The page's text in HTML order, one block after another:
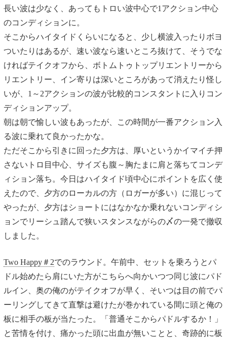
長い波は少なく、あってもトロい波中心で1アクション中心
のコンディションに。
そこからハイタイドくらいになると、少し横波入ったりボヨ
ついたりはあるが、速い波なら速いところ抜けて、そうでな
ければテイクオフから、ボトムトゥトップリエントリーから
リエントリー、イン寄りは深いところがあって消えたり怪し
いが、1～2アクションの波が比較的コンスタントに入りコン
ディションアップ。
朝は朝で愉しい波もあったが、この時間が一番アクション入
る波に乗れて良かったかな。
ただそこから引きに回った夕方は、厚いというかイマイチ押
さないトロ目中心、サイズも腹～胸たまに肩と落ちてコンデ
ィション落ち。今日はハイタイド頃中心にポイントを広く使
えたので、夕方のローカルの方（ロガーが多い）に混じって
やったが、夕方はショートにはなかなか乗れないコンディシ
ョンでリーシュ踏んで狭いスタンスながらの〆の一発で撤収
しました。
Two Happy＃2でのラウンド。午前中、セットを乗ろうとパ
ドル始めたら肩にいた方がこちらへ向かいつつ同じ波にパド
ルイン、奥の俺のがテイクオフが早く、そいつは目の前でパ
ーリングしてきて直撃は避けたが巻かれている間に頭と俺の
板に相手の板が当たった。「普通そこからパドルするか！」
と苦情を付け、痛かった頭に出血が無いことと、奇跡的に板